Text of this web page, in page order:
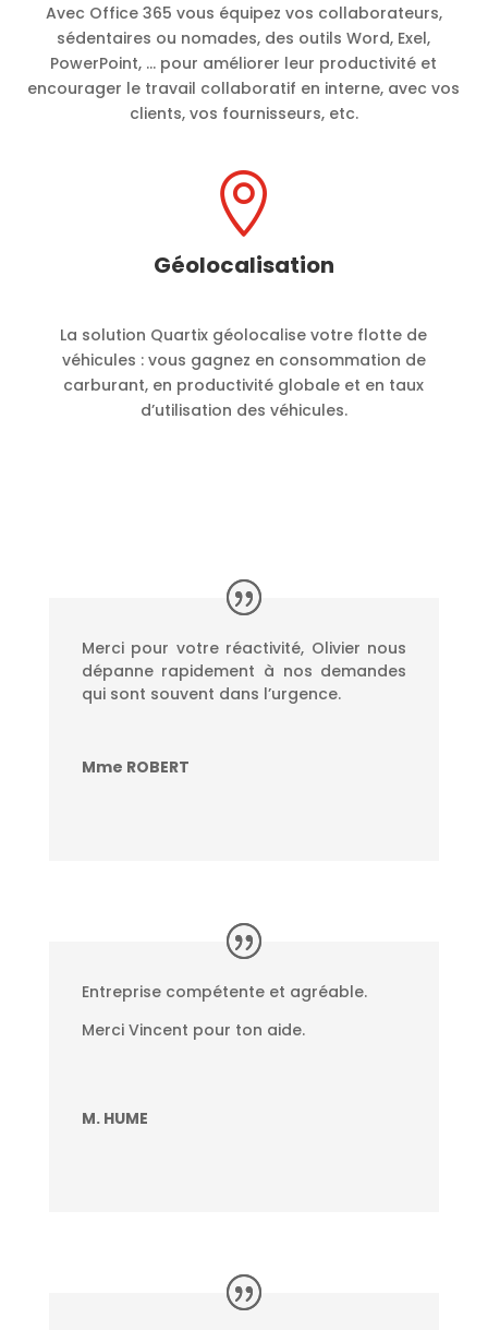
Avec Office 365 vous équipez vos collaborateurs,
sédentaires ou nomades, des outils Word, Exel,
PowerPoint, … pour améliorer leur productivité et
encourager le travail collaboratif en interne, avec vos
clients, vos fournisseurs, etc.

Géolocalisation
La solution Quartix géolocalise votre flotte de
véhicules : vous gagnez en consommation de
carburant, en productivité globale et en taux
d’utilisation des véhicules.
Merci pour votre réactivité, Olivier nous
dépanne rapidement à nos demandes
qui sont souvent dans l’urgence.
Mme ROBERT
Entreprise compétente et agréable.
Merci Vincent pour ton aide.
M. HUME